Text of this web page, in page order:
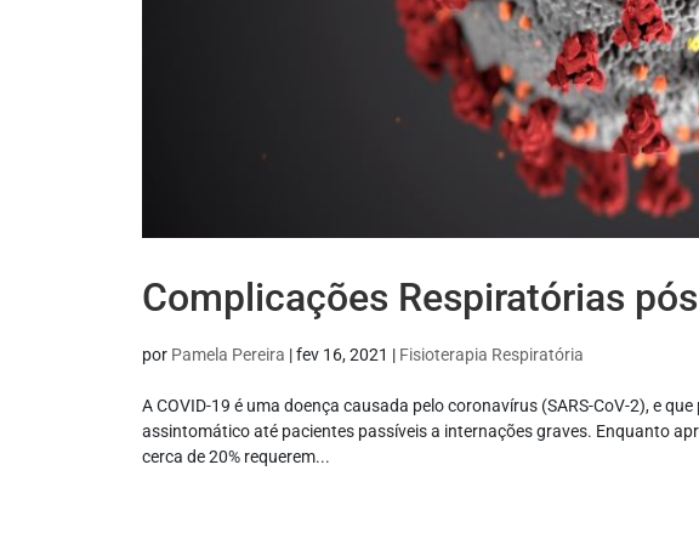
Complicações Respiratórias
por Pamela Pereira |fev 16, 2021 | Fisioterapia Respiratória
A COVID-19 é uma doença causada pelo coronavírus (SARS-CoV-2), e
assintomático até pacientes passíveis a internações graves. Enquanto
cerca de 20% requerem...